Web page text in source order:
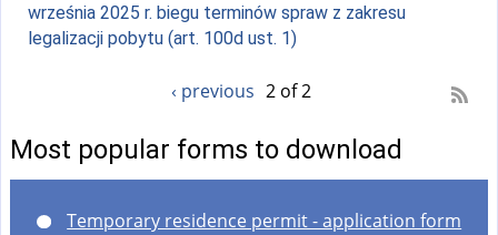
września 2025 r. biegu terminów spraw z zakresu
legalizacji pobytu (art. 100d ust. 1)
‹ previous 2 of 2
Most popular forms to download
Temporary residence permit - application form